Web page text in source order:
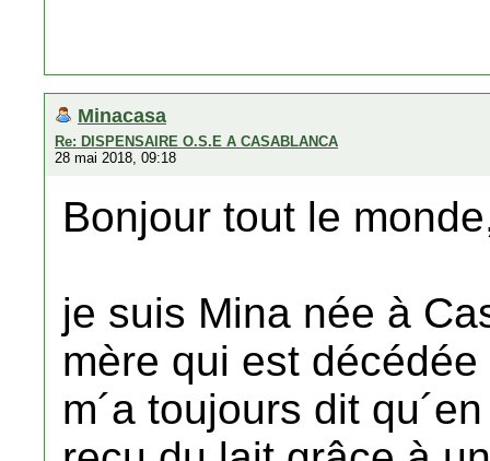
Minacasa
Re: DISPENSAIRE O.S.E A CASABLANCA
28 mai 2018, 09:18
Bonjour tout le
je suis Mina née à
mère qui est
m´a toujours dit